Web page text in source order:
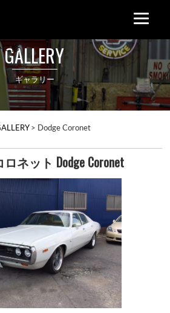
> Dodge Coronet
GALLERY
ギャラリー
ネット Dodge Coronet